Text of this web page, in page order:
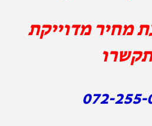
מחיר מדוייקת
072-255-